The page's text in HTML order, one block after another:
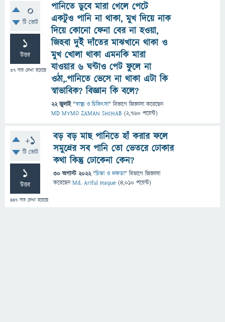
0
টি ভোট
1
উত্তর
37 বার দেখা হয়েছে
পানিতে ডুবে মারা গেলে পেটে
একটুও পানি না থাকা, মুখ দিয়ে নাক
দিয়ে কোনো ফেনা বের না হওয়া,
জিহবা দুই দাঁতের মাঝখানে থাকা ও
মুখ খোলা থাকা এমনকি মারা
যাওয়ার ৬ ঘন্টাও পেট ফুলে না
ওঠা,.পানিতে ভেসে না থাকা এটা কি
স্বাভাবিক? বিজ্ঞান কি বলে?
22 জুলাই "স্বাস্থ্য ও চিকিৎসা" বিভাগে জিজ্ঞাসাকরেছেন
MD MYMO ZAMAN SHIHAB (2,760 পয়েন্ট)
+1
টি ভোট
1
উত্তর
447 বার দেখা হয়েছে
বড় বড় মাছ পানিতে হাঁ করার ফলে
সমুদ্রের সব পানি তো ভেতরে ঢোকার
কথা কিন্তু ঢোকেনা কেন?
30 অগাস্ট 2022 "চিন্তা ও দক্ষতা" বিভাগে জিজ্ঞাসা
করেছেনMd. Ariful Haque (4,010 পয়েন্ট)